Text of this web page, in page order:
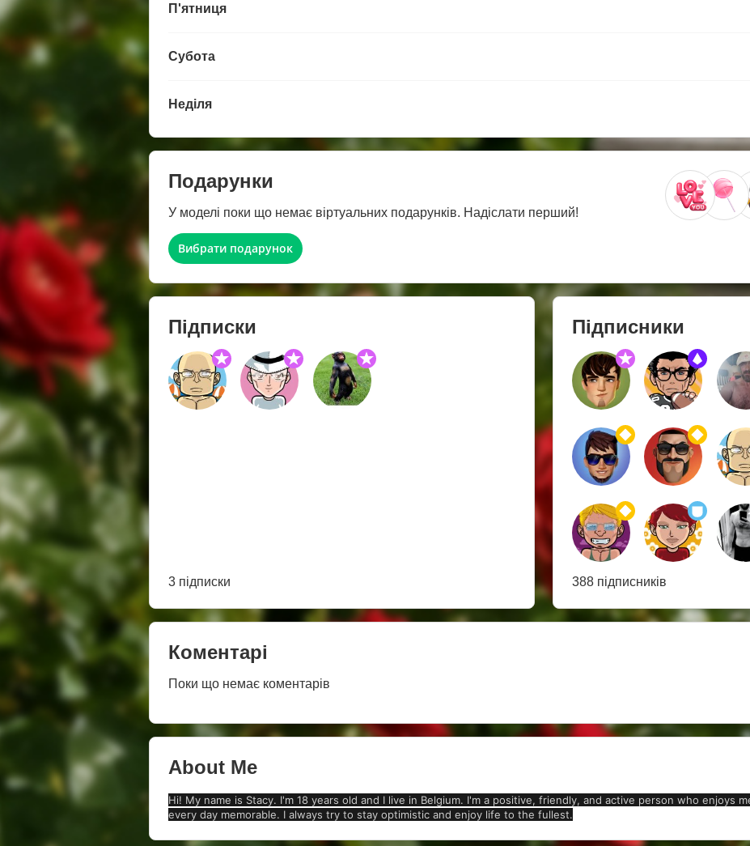
П'ятниця
Субота
Неділя
Подарунки
У моделі поки що немає віртуальних подарунків. Надіслати перший!
Вибрати подарунок
Підписки
3 підписки
Підписники
388 підписників
Коментарі
Поки що немає коментарів
About Me
Hi! My name is Stacy. I'm 18 years old and I live in Belgium. I'm a positive, friendly, and active person who enjoys
every day memorable. I always try to stay optimistic and enjoy life to the fullest.